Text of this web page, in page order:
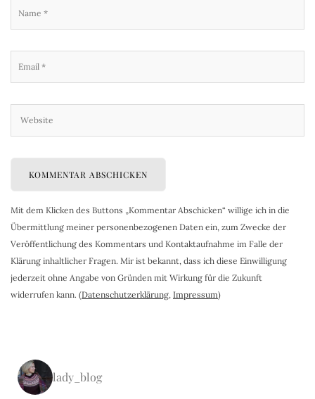
Mit dem Klicken des Buttons „Kommentar Abschicken“ willige ich in die
Übermittlung meiner personenbezogenen Daten ein, zum Zwecke der
Veröffentlichung des Kommentars und Kontaktaufnahme im Falle der
Klärung inhaltlicher Fragen. Mir ist bekannt, dass ich diese Einwilligung
jederzeit ohne Angabe von Gründen mit Wirkung für die Zukunft
widerrufen kann. (Datenschutzerklärung, Impressum)
lady_blog